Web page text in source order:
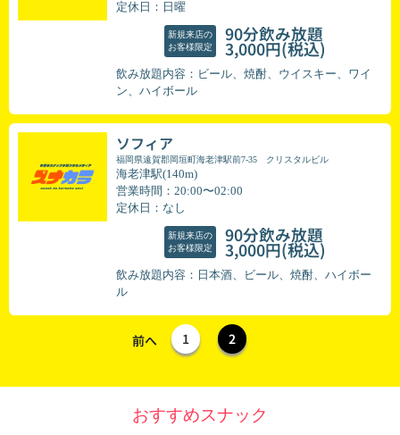
定休日：日曜
新規来店の
お客様限定
90分飲み放題
3,000円(税込)
飲み放題内容：ビール、焼酎、ウイスキー、ワイ
ン、ハイボール
ソフィア
福岡県遠賀郡岡垣町海老津駅前7-35 クリスタルビル
海老津駅(140m)
営業時間：20:00〜02:00
定休日：なし
新規来店の
お客様限定
90分飲み放題
3,000円(税込)
飲み放題内容：日本酒、ビール、焼酎、ハイボー
ル
前へ 1 2
おすすめスナック